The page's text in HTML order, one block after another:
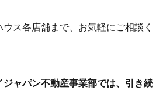
ス各店舗まで、お気軽にご相談く
ャパン不動産事業部では、引き続